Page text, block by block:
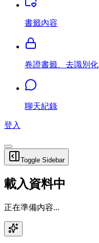
書籤內容
卷證書籤、去識別化
聊天紀錄
登入
Toggle Sidebar
載入資料中
正在準備內容...